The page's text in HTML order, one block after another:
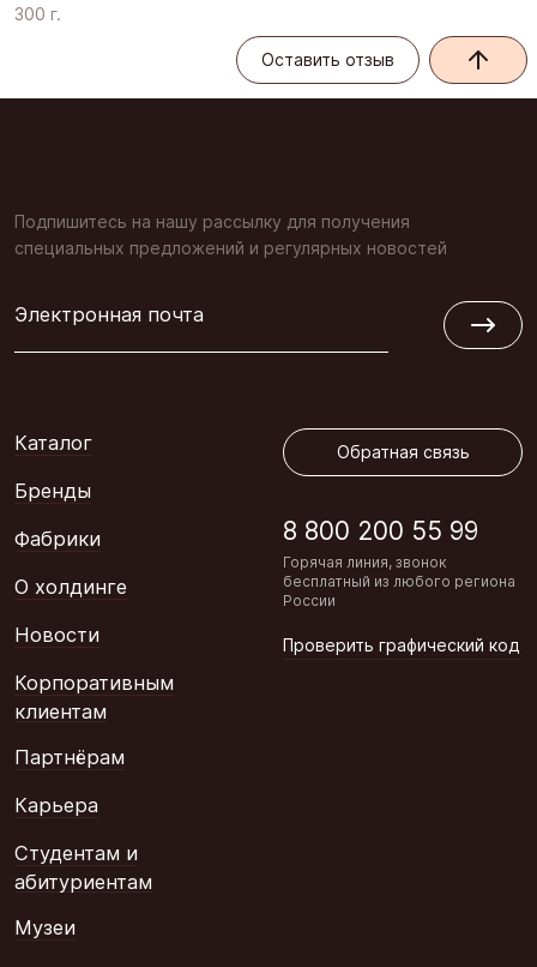
300 г.
Оставить отзыв
Подпишитесь на нашу рассылку для получения
специальных предложений и регулярных новостей
Электронная почта
Каталог
Бренды
Фабрики
О холдинге
Новости
Корпоративным
клиентам
Партнёрам
Карьера
Студентам и
абитуриентам
Музеи
Обратная связь
8 800 200 55 99
Горячая линия, звонок
бесплатный из любого региона
России
Проверить графический код